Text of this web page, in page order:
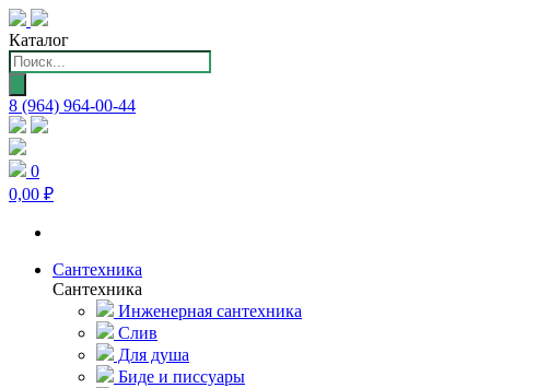
Каталог
Поиск
товаров
8 (964) 964-00-44
0
0,00 ₽
Сантехника
Сантехника
Инженерная сантехника
Слив
Для душа
Биде и писсуары